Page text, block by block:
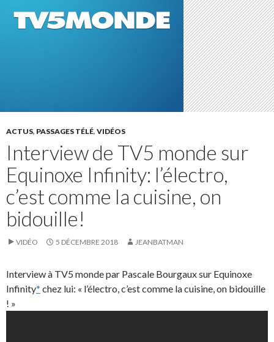
ACTUS, PASSAGES TÉLÉ, VIDÉOS
Interview de TV5 monde sur
Equinoxe Infinity: l’électro,
c’est comme la cuisine, on
bidouille!
VIDÉO 5 DÉCEMBRE 2018 JEANBATMAN
Interview à TV5 monde par Pascale Bourgaux sur Equinoxe
Infinity* chez lui: « l’électro, c’est comme la cuisine, on bidouille
! »